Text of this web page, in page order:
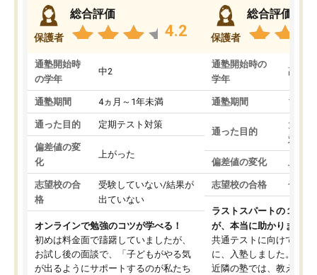
保護者
総合評価
4.2
通塾開始時
の学年
中2
通塾期間 4ヵ月～1年未満
通った目的 定期テスト対策
偏差値の変
化
上がった
志望校の合
格
受験していない/結果が
出ていない
オンラインで勉強のコツが学べる！
初めは料金面で躊躇していましたが、
お試し後の面談で、「子どもがやる気
が出るようにサポートするのが私たち
保護者
総合評価
通塾開始時の
学年
高3
通塾期間 1～3
通った目的
大学
対策
偏差値の変化 上が
志望校の合格 合格
ラストスパートの１か月
が、本当に助かりました
共通テストに向けての追
に、入塾しました。田舎
近隣の塾では、教えても